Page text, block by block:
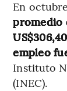
En
promedio
empleo
Instituto
(INEC).